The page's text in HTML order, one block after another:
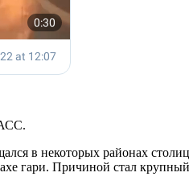
в некоторых районах
гари. Причиной стал